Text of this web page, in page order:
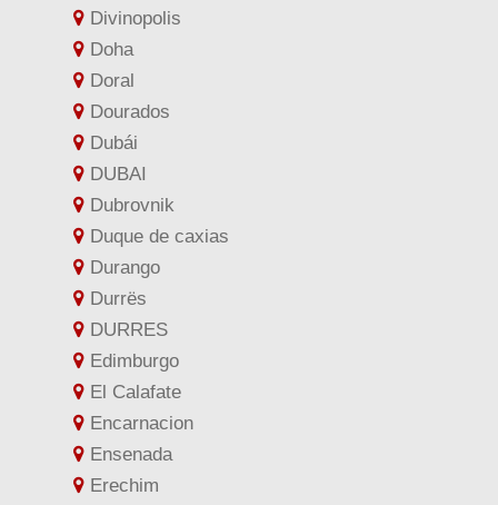
Divinopolis
Doha
Doral
Dourados
Dubái
DUBAI
Dubrovnik
Duque de caxias
Durango
Durrës
DURRES
Edimburgo
El Calafate
Encarnacion
Ensenada
Erechim